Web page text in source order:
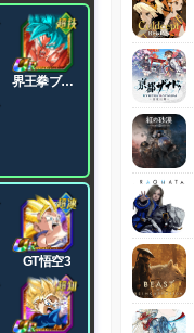
界王拳ブル
GT悟空3